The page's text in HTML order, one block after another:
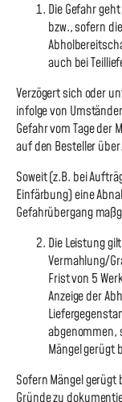
Die Gefahr
bzw., sofern
auch bei
Verzögert sich oder
infolge von
Gefahr vom Tage der
auf den Besteller über.
Soweit (z.B. bei
Einfärbung) eine
Gefahrübergang
Die Leistung
Vermahlung/
Frist von 5
Anzeige der
abgenommen,
Mängel gerügt
Sofern Mängel
Gründe zu